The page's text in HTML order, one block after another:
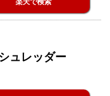
楽天で検索
ュレッダー